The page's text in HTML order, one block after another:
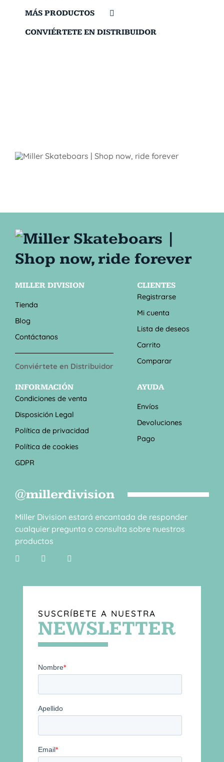
MÁS PRODUCTOS
CONVIÉRTETE EN DISTRIBUIDOR
MILLER DIVISION
Tienda
Blog
Contáctanos
Conviértete en Distribuidor
CLIENTES
Registrarse
Mi cuenta
Lista de deseos
Carrito
Comparar
INFORMACIÓN
Condiciones de venta
Disposición Legal
Política de privacidad
Política de cookies
GDPR
AYUDA
Envíos
Devoluciones
Pago
@millerdivision
Miller Division estará encantada de responder
cualquier pregunta o consulta sobre nuestros
productos
SUSCRÍBETE A NUESTRA
NEWSLETTER